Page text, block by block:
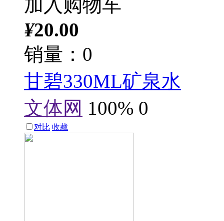
加入购物车
¥20.00
销量：0
甘碧330ML矿泉水
文体网 100% 0
对比 收藏